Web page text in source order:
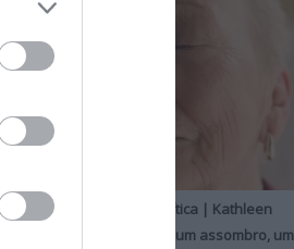
Um Toque Familiar, a Crítica | Kathleen
Chalfant é um espanto, um assombro, um